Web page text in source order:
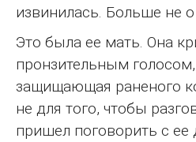
извинилась. Больше не
Это была ее мать. Она
пронзительным
защищающая раненого
не для того, чтобы
пришел поговорить с